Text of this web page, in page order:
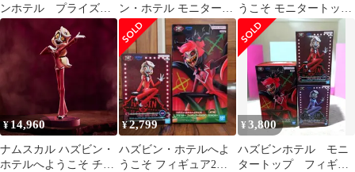
ンホテル プライズフ
ィギュア 3点セット
ン・ホテル モニタート
ップフィギュア
うこそ モニタートップ
フィギュア
¥14,960
ナムスカル ハズビン・
ホテルへようこそ チャ
¥2,799
ハズビン・ホテルへよ
うこそ フィギュア2種
¥3,800
ハズビンホテル モニ
タートップ フィギュ